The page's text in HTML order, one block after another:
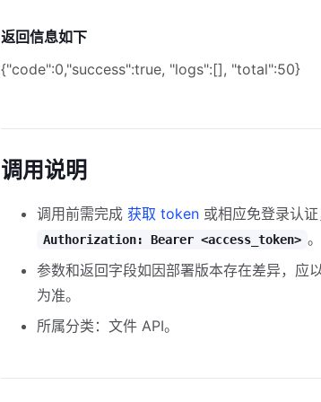
返回信息如下
{"code":0,"success":true, "logs":[], "total":50}
调用说明
调用前需完成 获取 token 或相应免登录认
Authorization: Bearer <access_token> 。
参数和返回字段如因部署版本存在差异，应
为准。
所属分类：文件 API。